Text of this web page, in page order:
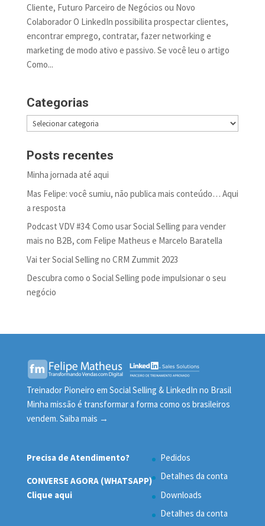
Cliente, Futuro Parceiro de Negócios ou Novo
Colaborador O LinkedIn possibilita prospectar clientes,
encontrar emprego, contratar, fazer networking e
marketing de modo ativo e passivo. Se você leu o artigo
Como...
Categorias
Categorias
Posts recentes
Minha jornada até aqui
Mas Felipe: você sumiu, não publica mais conteúdo… Aqui
a resposta
Podcast VDV #34: Como usar Social Selling para vender
mais no B2B, com Felipe Matheus e Marcelo Baratella
Vai ter Social Selling no CRM Zummit 2023
Descubra como o Social Selling pode impulsionar o seu
negócio
Treinador Pioneiro em Social Selling & LinkedIn no Brasil
Minha missão é transformar a forma como os brasileiros
vendem. Saiba mais →
Precisa de Atendimento?
CONVERSE AGORA (WHATSAPP)
Clique aqui
Pedidos
Detalhes da conta
Downloads
Detalhes da conta